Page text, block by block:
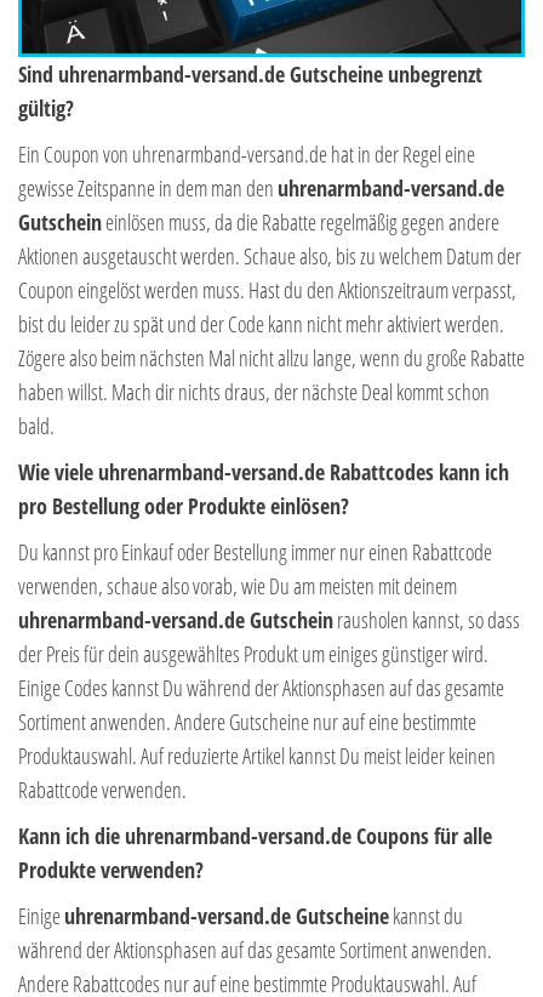
Sind uhrenarmband-versand.de Gutscheine unbegrenzt
gültig?
Ein Coupon von uhrenarmband-versand.de hat in der Regel eine
gewisse Zeitspanne in dem man den uhrenarmband-versand.de
Gutscheineinlösen muss, da die Rabatte regelmäßig gegen andere
Aktionen ausgetauscht werden. Schaue also, bis zu welchem Datum der
Coupon eingelöst werden muss. Hast du den Aktionszeitraum verpasst,
bist du leider zu spät und der Code kann nicht mehr aktiviert werden.
Zögere also beim nächsten Mal nicht allzu lange, wenn du große Rabatte
haben willst. Mach dir nichts draus, der nächste Deal kommt schon
bald.
Wie viele uhrenarmband-versand.de Rabattcodes kann ich
pro Bestellung oder Produkte einlösen?
Du kannst pro Einkauf oder Bestellung immer nur einen Rabattcode
verwenden, schaue also vorab, wie Du am meisten mit deinem
uhrenarmband-versand.de Gutscheinrausholen kannst, so dass
der Preis für dein ausgewähltes Produkt um einiges günstiger wird.
Einige Codes kannst Du während der Aktionsphasen auf das gesamte
Sortiment anwenden. Andere Gutscheine nur auf eine bestimmte
Produktauswahl. Auf reduzierte Artikel kannst Du meist leider keinen
Rabattcode verwenden.
Kann ich die uhrenarmband-versand.de Coupons für alle
Produkte verwenden?
Einigeuhrenarmband-versand.de Gutscheinekannst du
während der Aktionsphasen auf das gesamte Sortiment anwenden.
Andere Rabattcodes nur auf eine bestimmte Produktauswahl. Auf